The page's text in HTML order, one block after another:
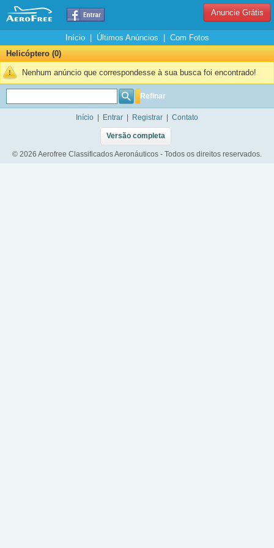
Anuncie Grátis
Início| Últimos Anúncios
Com Fotos
Helicóptero (0)
Nenhum anúncio que correspondesse à sua busca foi encontrado!
Refinar
Início Entrar Registrar Contato
Versão completa
© 2026 Aerofree Classificados Aeronáuticos - Todos os direitos reservados.